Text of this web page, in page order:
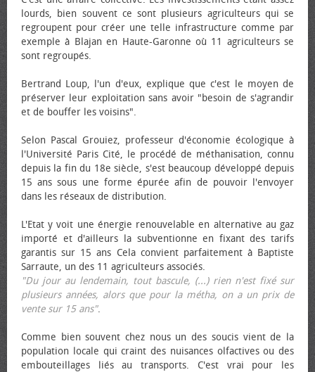
lourds, bien souvent ce sont plusieurs agriculteurs qui se
regroupent pour créer une telle infrastructure comme par
exemple à Blajan en Haute-Garonne où 11 agriculteurs se
sont regroupés.
Bertrand Loup, l'un d'eux, explique que c'est le moyen de
préserver leur exploitation sans avoir "besoin de s'agrandir
et de bouffer les voisins".
Selon Pascal Grouiez, professeur d'économie écologique à
l'Université Paris Cité, le procédé de méthanisation, connu
depuis la fin du 18e siècle, s'est beaucoup développé depuis
15 ans sous une forme épurée afin de pouvoir l'envoyer
dans les réseaux de distribution.
L'Etat y voit une énergie renouvelable en alternative au gaz
importé et d'ailleurs la subventionne en fixant des tarifs
garantis sur 15 ans Cela convient parfaitement à Baptiste
Sarraute, un des 11 agriculteurs associés.
"Du jour au lendemain, tout bascule, (...) rien n'est fixé sur
plusieurs années, alors que pour la métha, on a un prix de
vente sur 15 ans".
Comme bien souvent chez nous un des soucis vient de la
population locale qui craint des nuisances olfactives ou des
embouteillages liés au transports. C'est vrai pour les